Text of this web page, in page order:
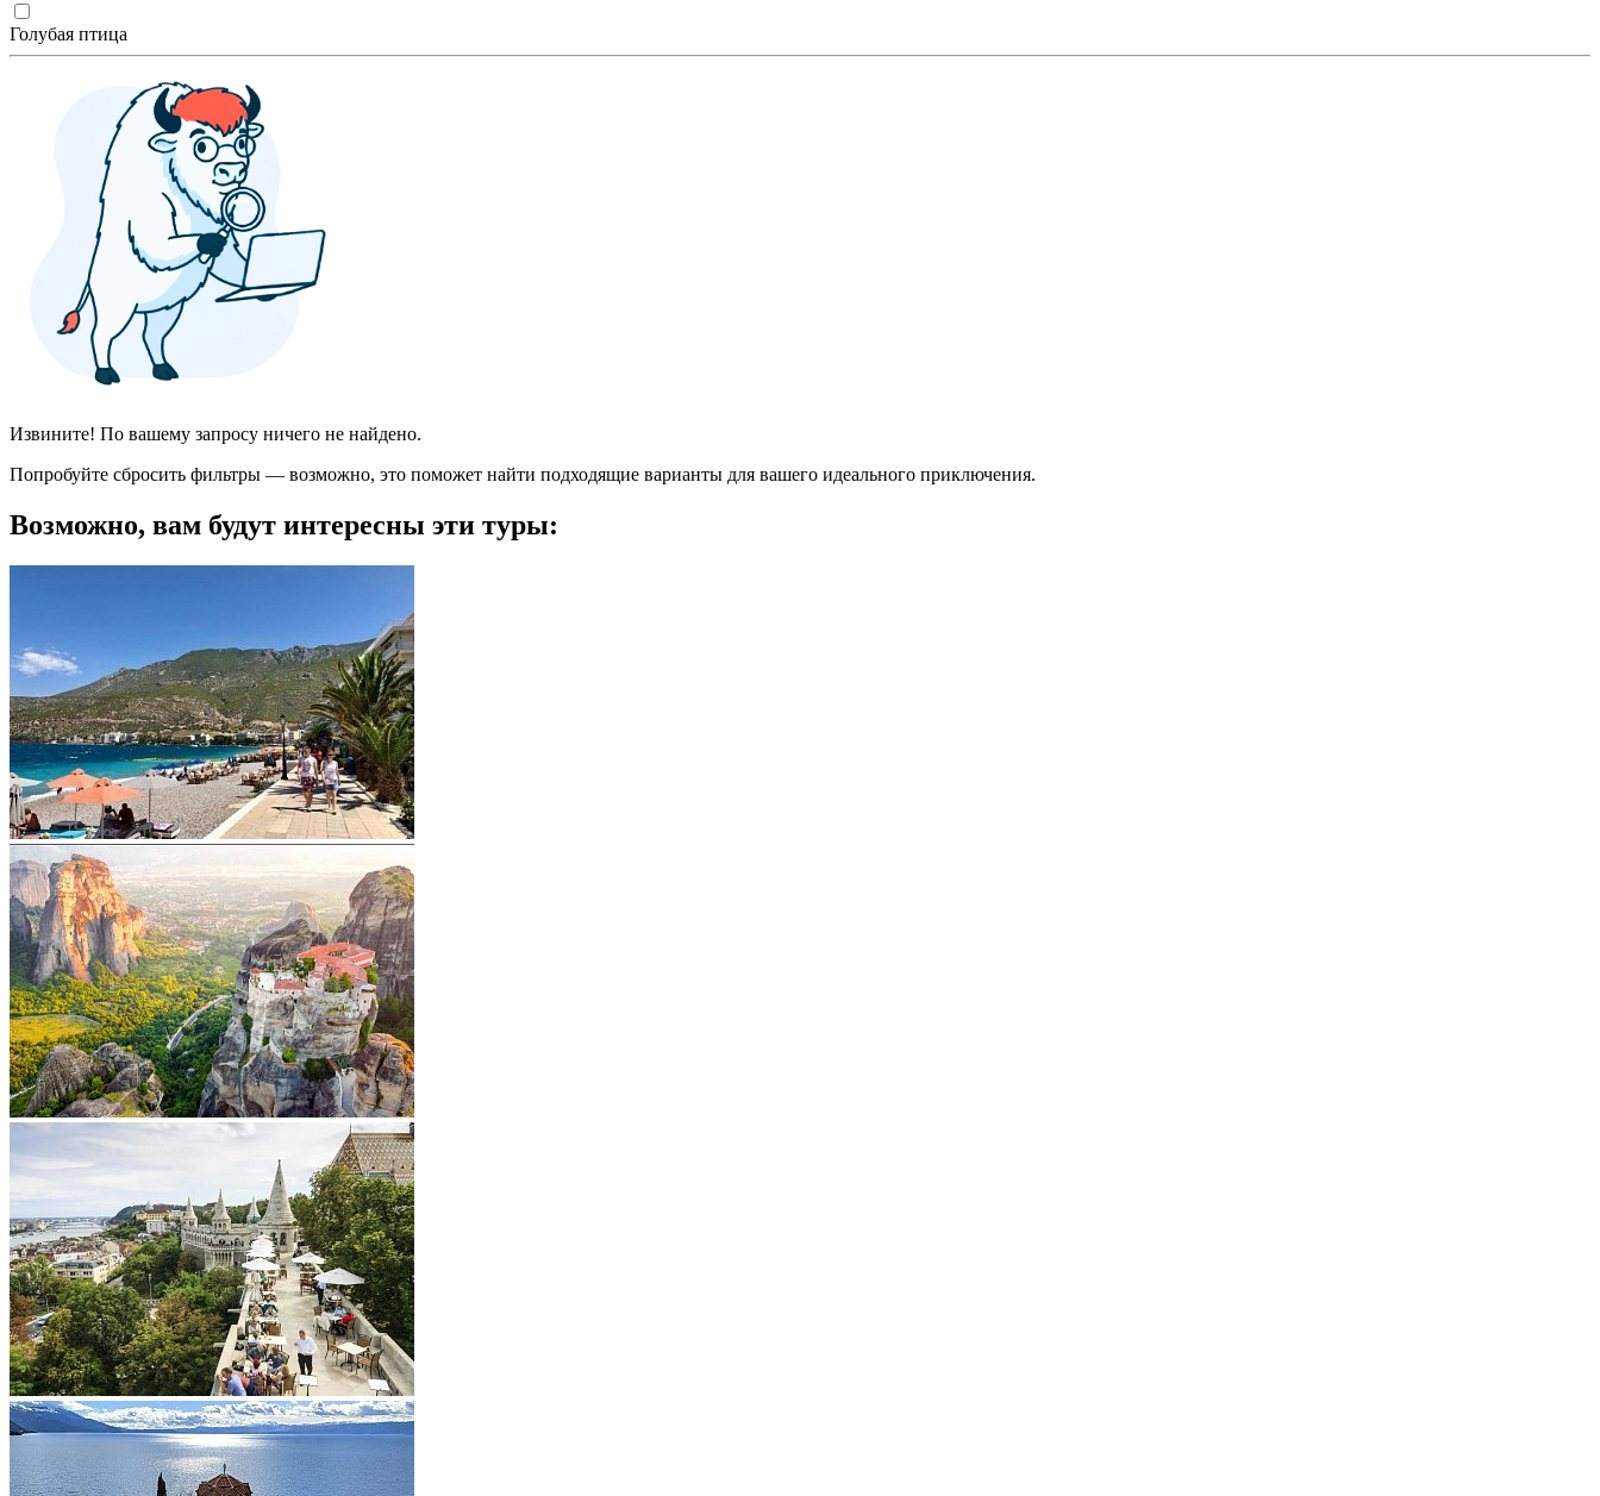
Голубая птица
Извините! По вашему запросу ничего не найдено.
Попробуйте сбросить фильтры — возможно, это поможет найти подходящие варианты для вашего идеального приключения.
Возможно, вам будут интересны эти туры: